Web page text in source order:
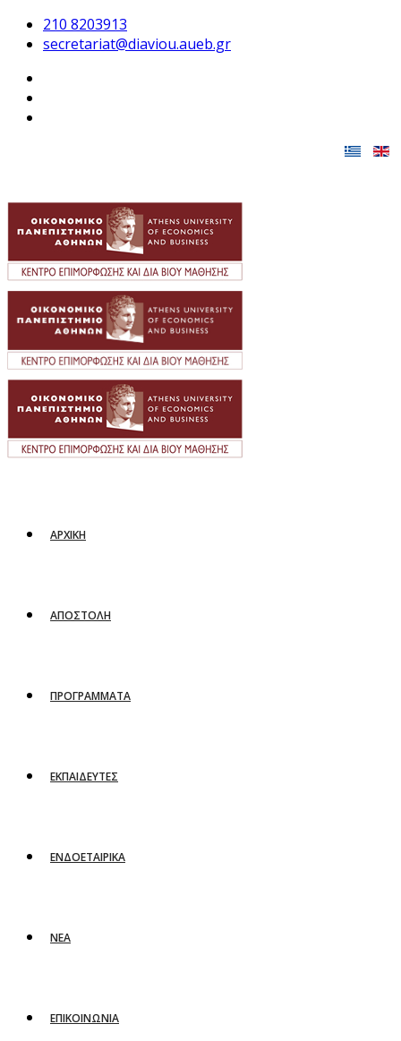
210 8203913
secretariat@diaviou.aueb.gr
ΑΡΧΙΚΗ
ΑΠΟΣΤΟΛΗ
ΠΡΟΓΡΑΜΜΑΤΑ
ΕΚΠΑΙΔΕΥΤΕΣ
ΕΝΔΟΕΤΑΙΡΙΚΑ
ΝΕΑ
ΕΠΙΚΟΙΝΩΝΙΑ